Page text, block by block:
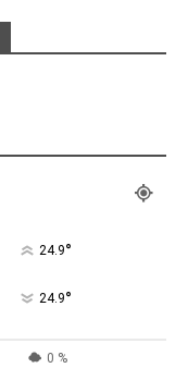
24.9°
24.9°
0 %